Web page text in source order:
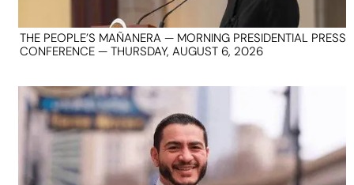
THE PEOPLE’S MAÑANERA — MORNING PRESIDENTIAL PRESS
CONFERENCE — THURSDAY, AUGUST 6, 2026